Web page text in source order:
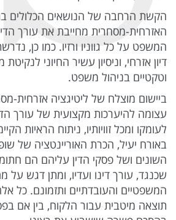
הקשת הרחבה של הנושאים הכלולים
האזרחית-מסחרית מחייבת את עורך
המשפט על כל גווניו ורזיו. כמו כן,
דיון אזרחי, וניסיון עשיר החיוני
וטקטיים בניהול משפט.
ביישום מוצלח של ליטיגציה אזרחית-
עצומה להיערכות מקצועית של עורך
לעומקו ומכל זוויותיו, ניתוח הראיות
באורח יעיל, הכרת האוריינטציה של
השונים ושל פסקי הדין עליהם הם
שכנגד, עורך דינו ועדיו, ומתן דגש על
המשפטיים והעובדתיים ותזמונם. כל
תוצאה מיטבית עבור הלקוח, בין אם